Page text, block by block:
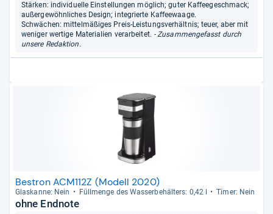
Stärken: individuelle Einstellungen möglich; guter Kaffeegeschmack;
außergewöhnliches Design; integrierte Kaffeewaage.
Schwächen: mittelmäßiges Preis-Leistungsverhältnis; teuer, aber mit
weniger wertige Materialien verarbeitet. - Zusammengefasst durch
unsere Redaktion.
Bestron ACM112Z (Modell 2020)
Glas­kanne: Nein Füll­menge des Was­ser­be­häl­ters: 0,42 l Timer: Nein
ohne Endnote